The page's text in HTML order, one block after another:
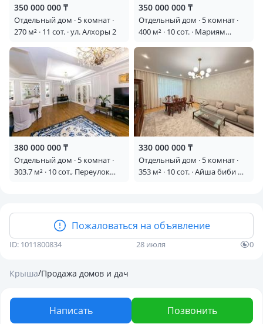
или зоны отдыха
— В ЧИСЛЕ СОСЕДЕЙ - ОДНИ ИЗ САМЫХ ИЗВЕСТНЫХ И
УВАЖАЕМЫХ ЛИЧНОСТЕЙ МИРА
— Гараж
— Веранда
💰 Цена: 355.000.000
Возможен торг для реального покупателя.
📞 Звоните и записывайтесь на просмотр — этот дом стоит
350 000 000 ₸
Отдельный дом · 5 комнат ·
270 м² · 11 сот. · ул. Алхоры 2
350 000 000 ₸
Отдельный дом · 5 комнат ·
400 м² · 10 сот. · Мариям
380 000 000 ₸
Отдельный дом · 5 комнат ·
303.7 м² · 10 сот., Переулок
330 000 000 ₸
Отдельный дом · 5 комнат ·
353 м² · 10 сот. · Айша биби —
Пожаловаться на объявление
ID: 1011800834 28 июля 0
Крыша/Продажа домов и дач
Написать Позвонить